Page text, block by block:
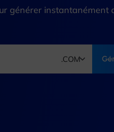
générer instantanément